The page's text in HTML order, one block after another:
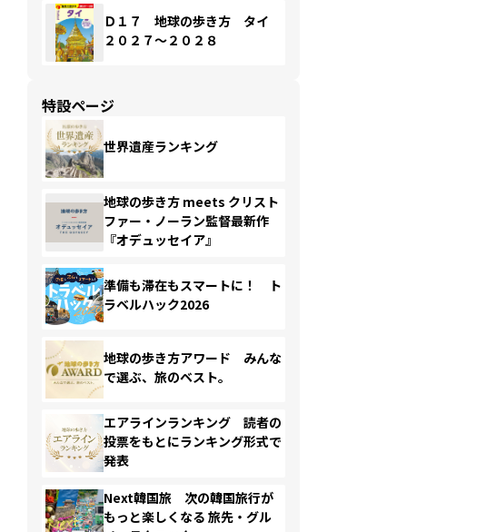
Ｄ１７ 地球の歩き方 タイ
２０２７～２０２８
特設ページ
世界遺産ランキング
地球の歩き方 meets クリスト
ファー・ノーラン監督最新作
『オデュッセイア』
準備も滞在もスマートに！ ト
ラベルハック2026
地球の歩き方アワード みんな
で選ぶ、旅のベスト。
エアラインランキング 読者の
投票をもとにランキング形式で
発表
Next韓国旅 次の韓国旅行が
もっと楽しくなる 旅先・グル